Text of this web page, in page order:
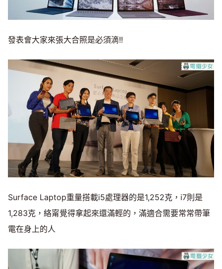
發表會大家來張大合照是必須滴!!
Surface Laptop重量搭載i5處理器的是1,252克，i7則是
1,283克，絡甯覺得拿起來還滿輕的，滿適合需要常常帶筆
電在身上的人